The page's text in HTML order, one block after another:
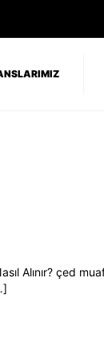
Alınır? çed